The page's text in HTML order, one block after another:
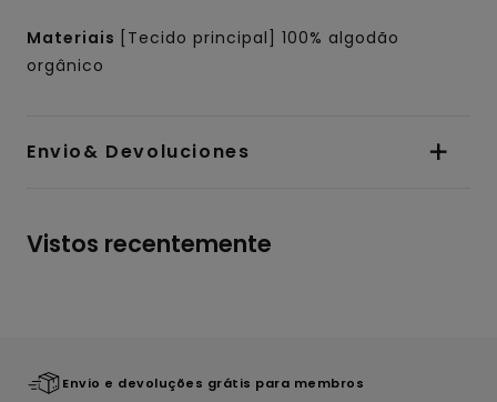
Materiais
[Tecido principal] 100% algodão
orgânico
Envio& Devoluciones
Vistos recentemente
Envio e devoluções grátis para membros